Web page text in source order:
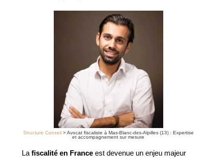
Structure Conseil >Avocat fiscaliste à Mas-Blanc-des-Alpilles (13) : Expertise
et accompagnement sur mesure
Lafiscalité en Franceest devenue un enjeu majeur